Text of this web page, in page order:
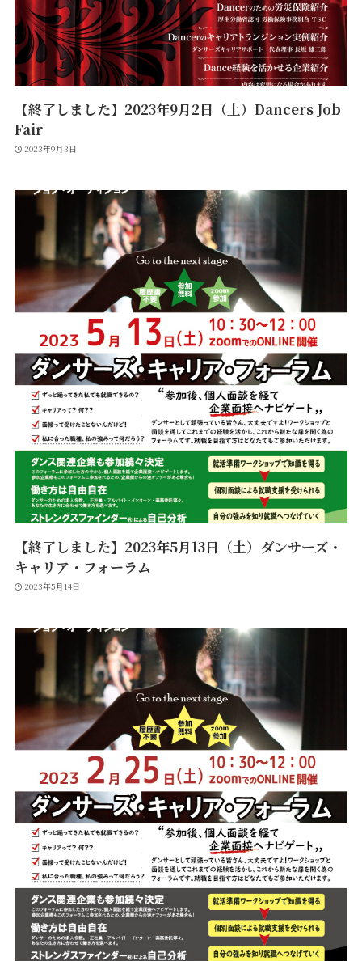
【終了しました】2023年9月2日（土）Dancers Job
Fair
2023年9月3日
【終了しました】2023年5月13日（土）ダンサーズ・
キャリア・フォーラム
2023年5月14日